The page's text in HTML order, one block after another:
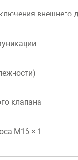
внешнего
клапана
M16 × 1